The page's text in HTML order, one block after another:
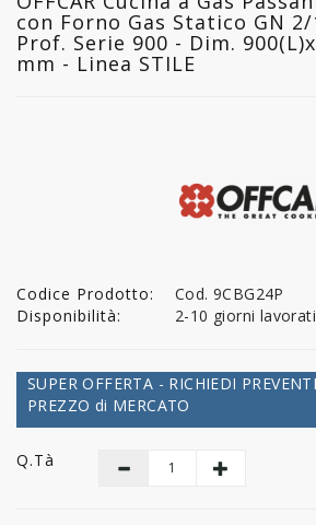
con Forno Gas Statico GN
Prof. Serie 900 - Dim.
mm - Linea STILE
Codice Prodotto:
Cod. 9CBG24P
Disponibilità:
2-10 giorni
SUPER OFFERTA - RICHIEDI
PREZZO di MERCATO
Q.tà